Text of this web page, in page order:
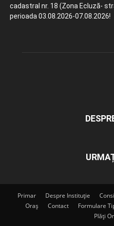
cadastral nr. 18 (Zona Ecluză-
perioada 03.08.2026-07.08.2026!
Primar Despre Instituție
Oraș
Contact Formulare
Plăți